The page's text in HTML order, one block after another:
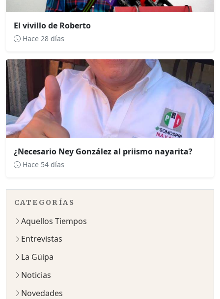
El vivillo de Roberto
Hace 28 días
¿Necesario Ney González al priismo nayarita?
Hace 54 días
CATEGORÍAS
Aquellos Tiempos
Entrevistas
La Güipa
Noticias
Novedades